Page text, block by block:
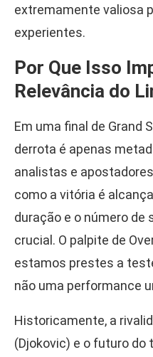
extremamente valiosa
experientes.
Por Que Isso
Relevância do
Em uma final de Grand
derrota é apenas
analistas e
como a vitória é
duração e o número
crucial. O palpite de
estamos prestes a
não uma performance
Historicamente, a
(Djokovic) e o futuro